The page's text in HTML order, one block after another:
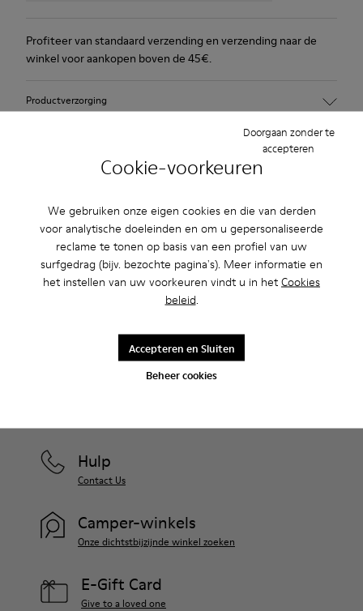
Cookie-voorkeuren
We gebruiken onze eigen cookies en die van derden
voor analytische doeleinden en om u gepersonaliseerde
reclame te tonen op basis van een profiel van uw
surfgedrag (bijv. bezochte pagina's). Meer informatie en
het instellen van uw voorkeuren vindt u in het Cookies
beleid.
Beheer cookies
Doorgaan zonder te
accepteren
Accepteren en Sluiten
Profiteer van standaard verzending en verzending naar de
winkel voor aankopen boven de 45€.
Productverzorging
Uitverkoop: krijg 10% extra korting
Ja, dat klopt. Als lid van onze community krijg je exclusieve
voordelen zoals kortingen, vroege toegang, uitnodigingen voor
events en nog veel, veel meer.
Hulp
Contact Us
Camper-winkels
Onze dichtstbijzijnde winkel zoeken
E-Gift Card
Give to a loved one